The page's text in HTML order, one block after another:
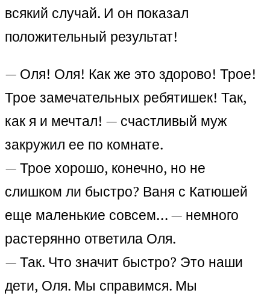
всякий случай. И он показал
положительный результат!
— Оля! Оля! Как же это здорово! Трое!
Трое замечательных ребятишек! Так,
как я и мечтал! — счастливый муж
закружил ее по комнате.
— Трое хорошо, конечно, но не
слишком ли быстро? Ваня с Катюшей
еще маленькие совсем… — немного
растерянно ответила Оля.
— Так. Что значит быстро? Это наши
дети, Оля. Мы справимся. Мы